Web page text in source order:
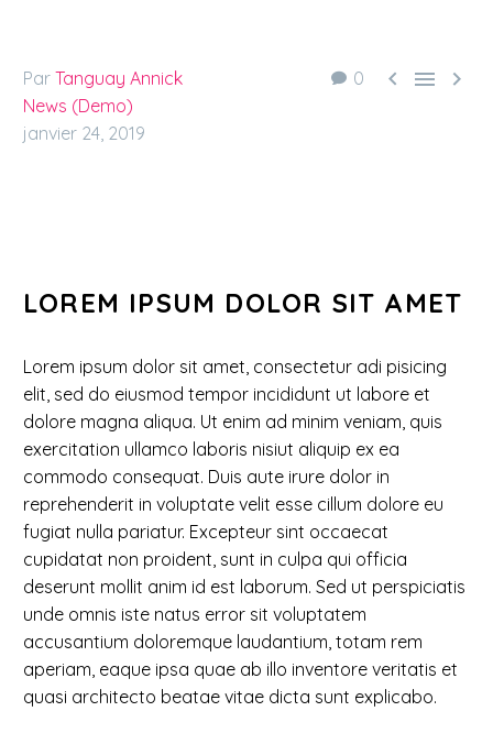
0   
Par Tanguay Annick
News (Demo)
janvier 24, 2019
LOREM IPSUM DOLOR SIT AMET
Lorem ipsum dolor sit amet, consectetur adi pisicing
elit, sed do eiusmod tempor incididunt ut labore et
dolore magna aliqua. Ut enim ad minim veniam, quis
exercitation ullamco laboris nisiut aliquip ex ea
commodo consequat. Duis aute irure dolor in
reprehenderit in voluptate velit esse cillum dolore eu
fugiat nulla pariatur. Excepteur sint occaecat
cupidatat non proident, sunt in culpa qui officia
deserunt mollit anim id est laborum. Sed ut perspiciatis
unde omnis iste natus error sit voluptatem
accusantium doloremque laudantium, totam rem
aperiam, eaque ipsa quae ab illo inventore veritatis et
quasi architecto beatae vitae dicta sunt explicabo.